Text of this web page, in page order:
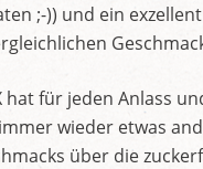
;-)) und ein
hat für jeden Anlass
wieder etwas
über die